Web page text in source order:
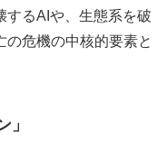
するAIや、生態系を破
危機の中核的要素と
」